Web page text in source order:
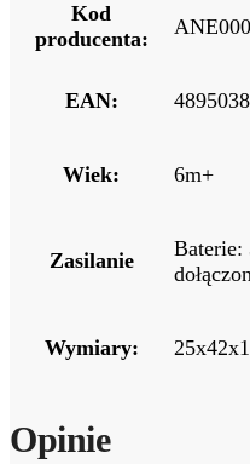
Kod
producenta:
EAN:
Wiek: 6m+
Zasilanie
Wymiary:
Opinie